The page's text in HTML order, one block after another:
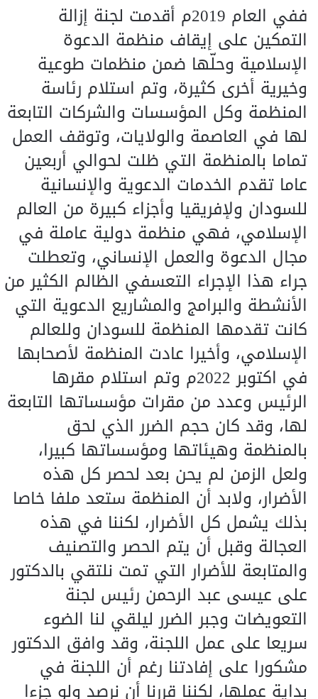
ففي العام 2019م أقدمت لجنة إزالة
التمكين على إيقاف منظمة الدعوة
الإسلامية وحلّها ضمن منظمات طوعية
وخيرية أخرى كثيرة، وتم استلام رئاسة
المنظمة وكل المؤسسات والشركات التابعة
لها في العاصمة والولايات، وتوقف العمل
تماما بالمنظمة التي ظلت لحوالي أربعين
عاما تقدم الخدمات الدعوية والإنسانية
للسودان ولإفريقيا وأجزاء كبيرة من العالم
الإسلامي، فهي منظمة دولية عاملة في
مجال الدعوة والعمل الإنساني، وتعطلت
جراء هذا الإجراء التعسفي الظالم الكثير من
الأنشطة والبرامج والمشاريع الدعوية التي
كانت تقدمها المنظمة للسودان وللعالم
الإسلامي، وأخيرا عادت المنظمة لأصحابها
في اكتوبر 2022م وتم استلام مقرها
الرئيس وعدد من مقرات مؤسساتها التابعة
لها، وقد كان حجم الضرر الذي لحق
بالمنظمة وهيئاتها ومؤسساتها كبيرا،
ولعل الزمن لم يحن بعد لحصر كل هذه
الأضرار، ولابد أن المنظمة ستعد ملفا خاصا
بذلك يشمل كل الأضرار، لكننا في هذه
العجالة وقبل أن يتم الحصر والتصنيف
والمتابعة للأضرار التي تمت نلتقي بالدكتور
على عيسى عبد الرحمن رئيس لجنة
التعويضات وجبر الضرر ليلقي لنا الضوء
سريعا على عمل اللجنة، وقد وافق الدكتور
مشكورا على إفادتنا رغم أن اللجنة في
بداية عملها، لكننا قررنا أن نرصد ولو جزءا